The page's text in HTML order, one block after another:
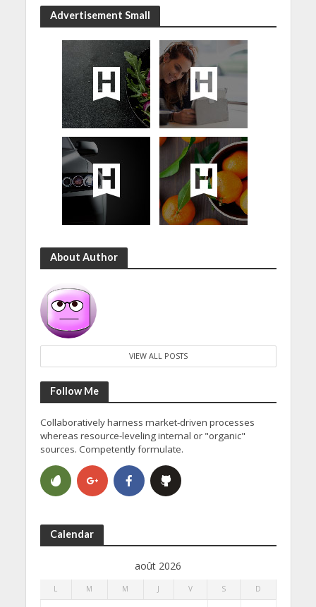
Advertisement Small
About Author
VIEW ALL POSTS
Follow Me
Collaboratively harness market-driven processes
whereas resource-leveling internal or "organic"
sources. Competently formulate.
Calendar
août 2026
L M M J V S D